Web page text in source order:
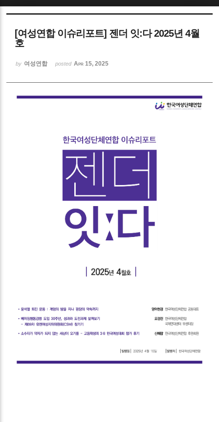
[여성연합 이슈리포트] 젠더 잇:다 2025년 4월
호
by 여성연합 posted Apr 15, 2025
Sketchbook5, 스케치북5
Sketchbook5, 스케치북5